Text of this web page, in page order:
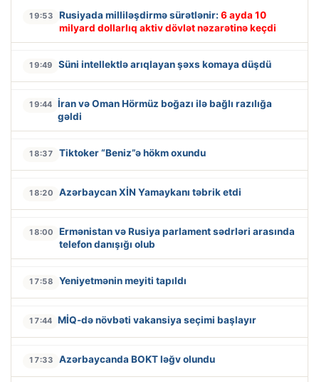
19:53 Rusiyada milliləşdirmə sürətlənir: 6 ayda 10
milyard dollarlıq aktiv dövlət nəzarətinə keçdi
19:49 Süni intellektlə arıqlayan şəxs komaya düşdü
19:44 İran və Oman Hörmüz boğazı ilə bağlı razılığa
gəldi
18:37 Tiktoker “Beniz”ə hökm oxundu
18:20 Azərbaycan XİN Yamaykanı təbrik etdi
18:00
Ermənistan və Rusiya parlament sədrləri arasında
telefon danışığı olub
17:58 Yeniyetmənin meyiti tapıldı
17:44 MİQ-də növbəti vakansiya seçimi başlayır
17:33 Azərbaycanda BOKT ləğv olundu